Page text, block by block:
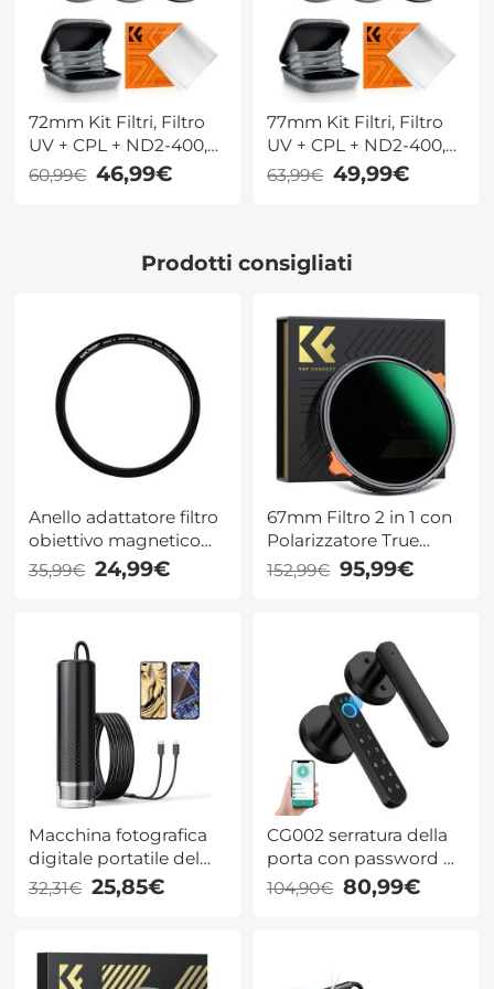
72mm Kit Filtri, Filtro
UV + CPL + ND2-400,
Filtro di Protezione
Filtro - Serie Nano-
60,99€ 46,99€
77mm Kit Filtri, Filtro
UV + CPL + ND2-400,
Filtro di Protezione
Filtro - Serie Nano-
63,99€ 49,99€
Prodotti consigliati
Anello adattatore filtro
obiettivo magnetico
da 77 mm-82 mm
35,99€ 24,99€
67mm Filtro 2 in 1 con
Polarizzatore True
Color + ND2-32 (1-5
stop) - Serie Nano-Xcel
152,99€ 95,99€
Macchina fotografica
digitale portatile del
microscopio,
ingrandimento 50X-
Microscopi fotocamera
per adulti bambini con
32,31€ 25,85€
CG002 serratura della
porta con password di
riconoscimento delle
impronte digitali, con
104,90€ 80,99€